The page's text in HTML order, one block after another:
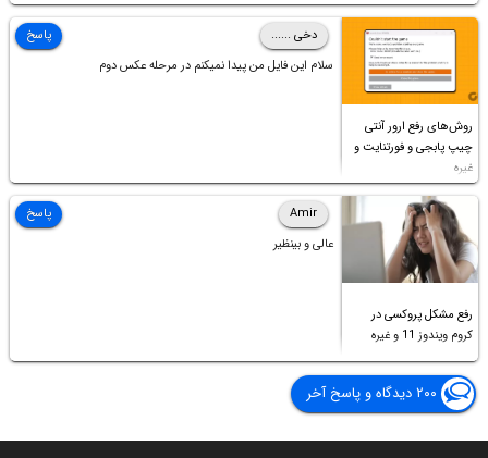
روش‌های رفع ارور آنتی
چیپ پابجی و فورتنایت و
غیره
دخی ......
سلام این فایل من پیدا نمیکنم در مرحله عکس دوم
پاسخ
رفع مشکل پروکسی در
کروم ویندوز 11 و غیره
Amir
عالی و بینظیر
پاسخ
۲۰۰ دیدگاه و پاسخ آخر